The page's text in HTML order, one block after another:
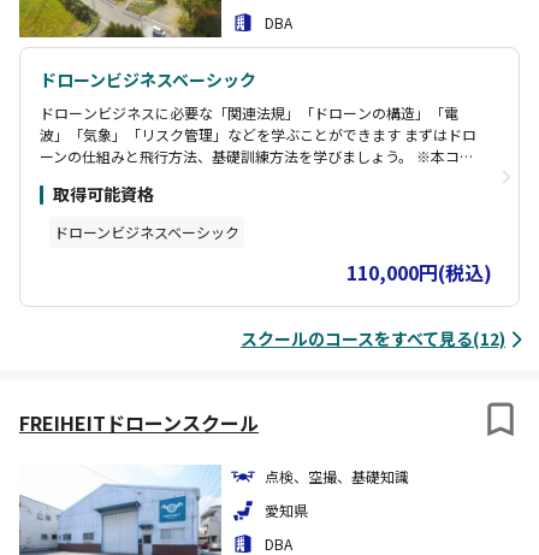
DBA
ドローンビジネスベーシック
ドローンビジネスに必要な「関連法規」「ドローンの構造」「電
波」「気象」「リスク管理」などを学ぶことができます まずはドロ
ーンの仕組みと飛行方法、基礎訓練方法を学びましょう。 ※本コー
取得可能資格
ドローンビジネスベーシック
110,000円(税込)
スクールのコースをすべて見る(12)
FREIHEITドローンスクール
点検、空撮、基礎知識
愛知県
DBA